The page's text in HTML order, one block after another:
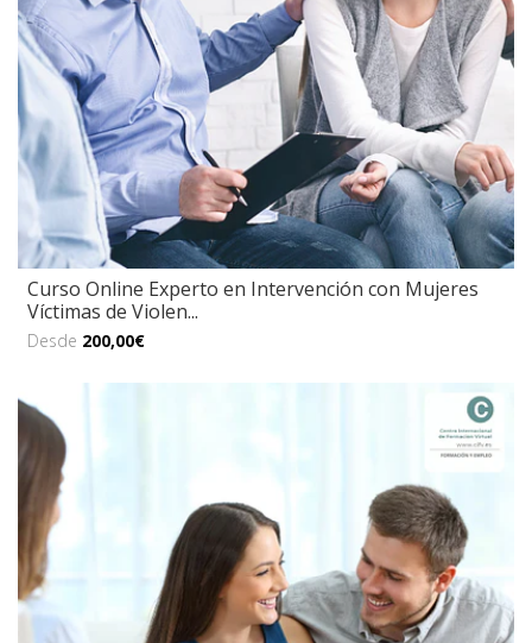
Curso Online Experto en Intervención con Mujeres
Víctimas de Violen...
Desde 200,00€